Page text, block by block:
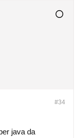
#34
java da